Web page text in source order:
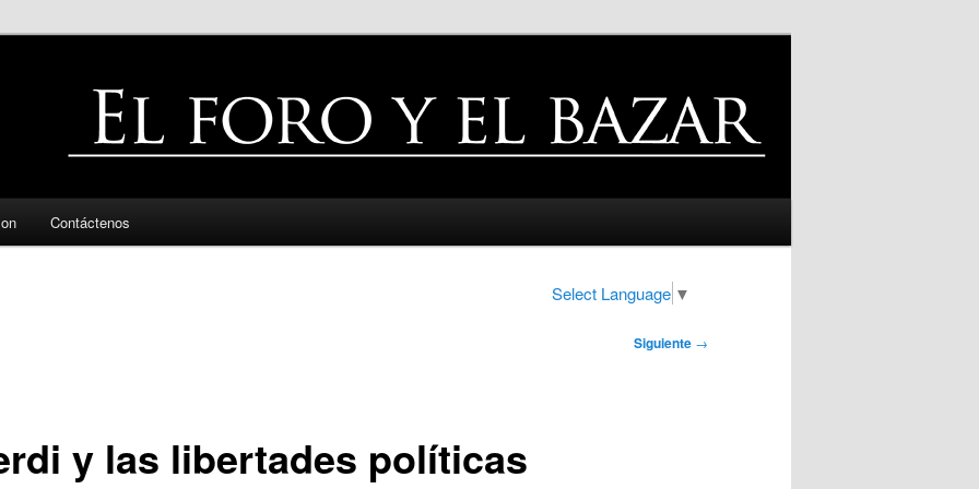
Contáctenos
Select Language ▼
Siguiente →
y las libertades políticas